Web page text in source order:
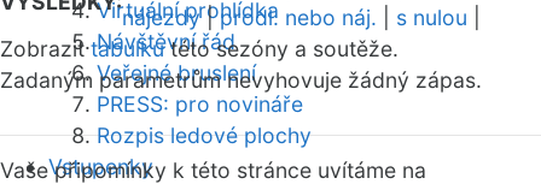
Virtuální prohlídka
Návštěvní řád
Veřejné bruslení
PRESS: pro novináře
Rozpis ledové plochy
Vstupenky
nájezdy|prodl. nebo náj. s nulou
Zobrazittabulkutéto sezóny a soutěže.
Zadaným parametrům nevyhovuje žádný zápas.
Vaše připomínky k této stránce uvítáme na